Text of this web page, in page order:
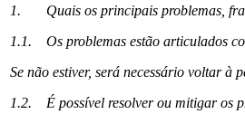
1. Quais os principais problemas,
1.1. Os problemas estão articulados
Se não estiver, será necessário voltar à
1.2. É possível resolver ou mitigar os